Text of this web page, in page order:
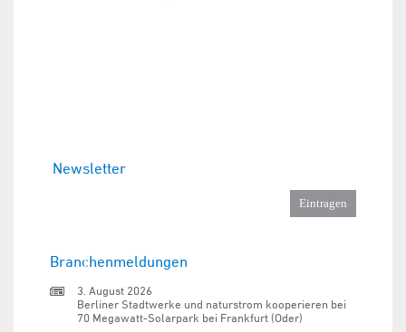
Newsletter
Branchenmeldungen
3. August 2026
Berliner Stadtwerke und naturstrom kooperieren bei
70 Megawatt-Solarpark bei Frankfurt (Oder)